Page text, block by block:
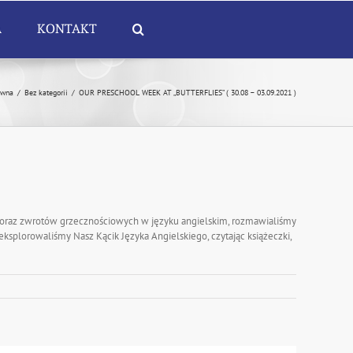
KONTAKT
/ Bez kategorii / OUR PRESCHOOL WEEK AT „BUTTERFLIES” ( 30.08 – 03.09.2021 )
zwrotów grzecznościowych w języku angielskim, rozmawialiśmy
Nasz Kącik Języka Angielskiego, czytając książeczki,